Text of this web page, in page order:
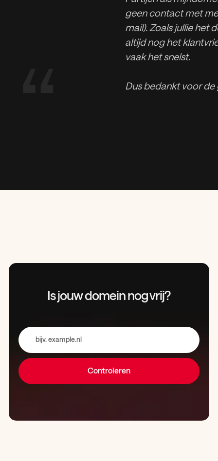
geen contact met
mail). Zoals jullie het
altijd nog het
vaak het snelst.
Dus bedankt voor
Is jouw domeinnog vrij?